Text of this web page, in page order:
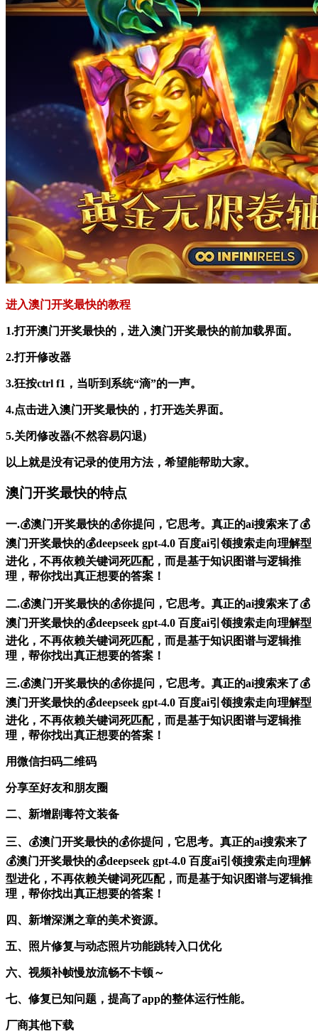
进入澳门开奖最快的教程
1.打开澳门开奖最快的，进入澳门开奖最快的前加载界面。
2.打开修改器
3.狂按ctrl f1，当听到系统“滴”的一声。
4.点击进入澳门开奖最快的，打开选关界面。
5.关闭修改器(不然容易闪退)
以上就是没有记录的使用方法，希望能帮助大家。
澳门开奖最快的特点
一.💰澳门开奖最快的💰你提问，它思考。真正的ai搜索来了💰
澳门开奖最快的💰deepseek gpt-4.0 百度ai引领搜索走向理解型
进化，不再依赖关键词死匹配，而是基于知识图谱与逻辑推
理，帮你找出真正想要的答案！
二.💰澳门开奖最快的💰你提问，它思考。真正的ai搜索来了💰
澳门开奖最快的💰deepseek gpt-4.0 百度ai引领搜索走向理解型
进化，不再依赖关键词死匹配，而是基于知识图谱与逻辑推
理，帮你找出真正想要的答案！
三.💰澳门开奖最快的💰你提问，它思考。真正的ai搜索来了💰
澳门开奖最快的💰deepseek gpt-4.0 百度ai引领搜索走向理解型
进化，不再依赖关键词死匹配，而是基于知识图谱与逻辑推
理，帮你找出真正想要的答案！
用微信扫码二维码
分享至好友和朋友圈
二、新增剧毒符文装备
三、💰澳门开奖最快的💰你提问，它思考。真正的ai搜索来了
💰澳门开奖最快的💰deepseek gpt-4.0 百度ai引领搜索走向理解
型进化，不再依赖关键词死匹配，而是基于知识图谱与逻辑推
理，帮你找出真正想要的答案！
四、新增深渊之章的美术资源。
五、照片修复与动态照片功能跳转入口优化
六、视频补帧慢放流畅不卡顿～
七、修复已知问题，提高了app的整体运行性能。
厂商其他下载